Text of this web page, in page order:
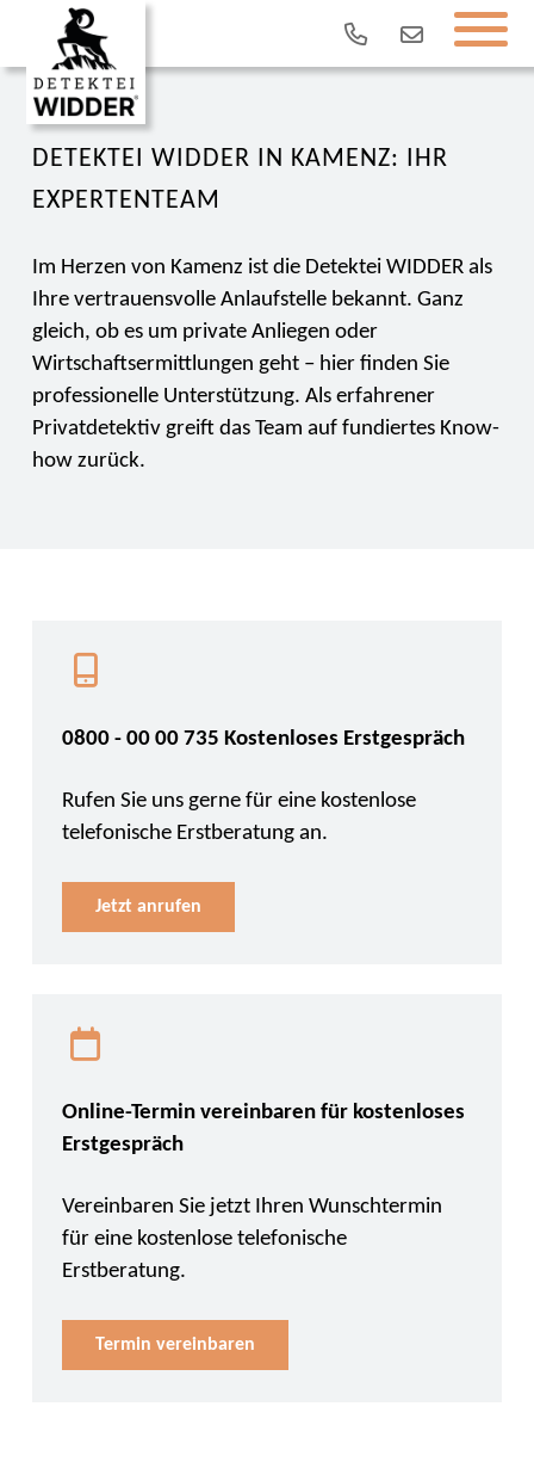
DETEKTEI WIDDER IN KAMENZ: IHR
EXPERTENTEAM
Im Herzen von Kamenz ist die Detektei WIDDER als
Ihre vertrauensvolle Anlaufstelle bekannt. Ganz
gleich, ob es um private Anliegen oder
Wirtschaftsermittlungen geht – hier finden Sie
professionelle Unterstützung. Als erfahrener
Privatdetektiv greift das Team auf fundiertes Know-
how zurück.
0800 - 00 00 735 Kostenloses Erstgespräch
Rufen Sie uns gerne für eine kostenlose
telefonische Erstberatung an.
Jetzt anrufen
Online-Termin vereinbaren für kostenloses
Erstgespräch
Vereinbaren Sie jetzt Ihren Wunschtermin
für eine kostenlose telefonische
Erstberatung.
Termin vereinbaren